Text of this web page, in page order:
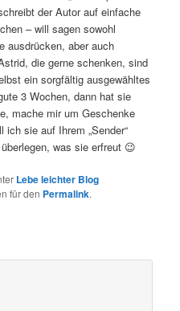
der Autor auf einfache
– will sagen sowohl
ausdrücken, aber auch
die gerne schenken, sind
ein sorgfältig ausgewähltes
3 Wochen, dann hat sie
mache mir um Geschenke
sie auf Ihrem „Sender“
was sie erfreut 😉
Lebe leichter Blog
für den Permalink.